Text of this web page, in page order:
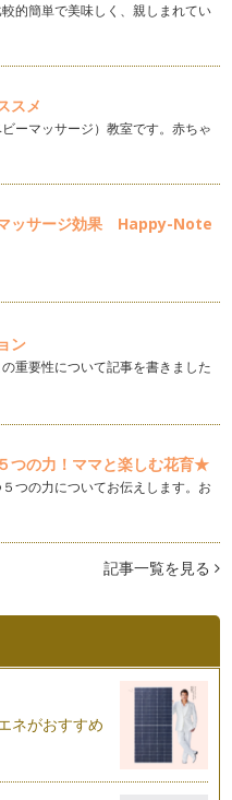
ャレンジ！
ていくことばかりではな
学ぶ…
にチャレンジしてみよう
物語を語るかのようです
う
なが、ベートーベンがどん
ッスンスタイル
によって進化したり変化し
ン…
応用することが大事
れている先生によってやり
ラ…
を見直そう
善、前進していきたい思い
生に…
ゆとりを持つ
も色々な楽しみ方がありま
をしっかりしよう
アノを指で奏でるというこ
らほ…
も大切なこととは
的簡単で美味しく、親しまれてい
スメ
ーマッサージ）教室です。赤ちゃ
ッサージ効果 Happy-Note
ン
重要性について記事を書きました
つの力！ママと楽しむ花育★
つの力についてお伝えします。お
記事一覧を見る
ネがおすすめ